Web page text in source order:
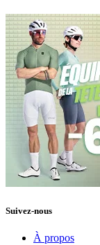
Suivez-nous
À propos